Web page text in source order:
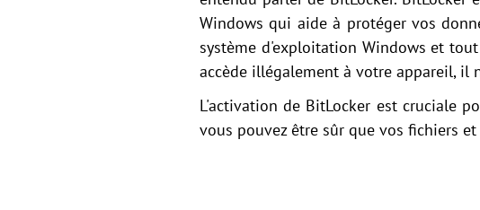
Windows qui aide à protéger vos
système d'exploitation Windows et
accède illégalement à votre appareil, il
L'activation de BitLocker est cruciale
vous pouvez être sûr que vos fichiers